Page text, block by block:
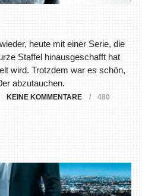
heute mit einer Serie, die
Staffel hinausgeschafft hat
wird. Trotzdem war es schön,
abzutauchen.
KEINE KOMMENTARE
480